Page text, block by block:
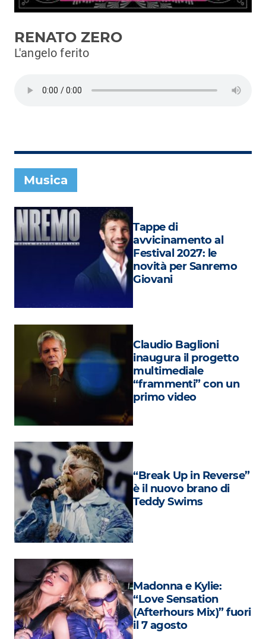
Radio Subasio
Radio Subasio +
Radio Subasio Disco Club
Radio Suby
Foto
Speciali
Oroscopo
Radio Subasio Music Club
Sanremo 2026
News
Musica
Cultura
Attualità
Costume
Extra
Eventi
RENATO ZERO
L'angelo ferito
Musica
Tappe di
avvicinamento al
Festival 2027: le
novità per Sanremo
Giovani
Claudio Baglioni
inaugura il progetto
multimediale
“frammenti” con un
primo video
“Break Up in Reverse”
è il nuovo brano di
Teddy Swims
Madonna e Kylie:
“Love Sensation
(Afterhours Mix)” fuori
il 7 agosto